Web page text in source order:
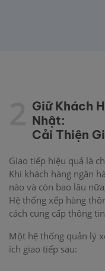
Giữ Khách
Nhật:
Cải Thiện
Giao tiếp hiệu quả là
Khi khách hàng ngân
nào và còn bao lâu
Hệ thống xếp hàng
cách cung cấp thông
Một hệ thống quản lý
ích giao tiếp sau: